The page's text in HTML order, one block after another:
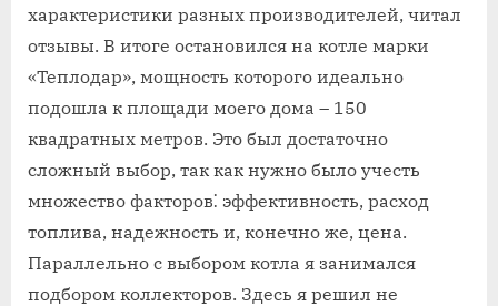
характеристики разных производителей‚ читал
отзывы. В итоге остановился на котле марки
«Теплодар»‚ мощность которого идеально
подошла к площади моего дома – 150
квадратных метров. Это был достаточно
сложный выбор‚ так как нужно было учесть
множество факторов⁚ эффективность‚ расход
топлива‚ надежность и‚ конечно же‚ цена.
Параллельно с выбором котла я занимался
подбором коллекторов. Здесь я решил не